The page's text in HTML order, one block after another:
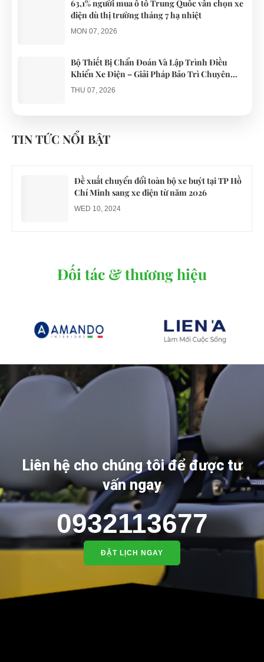
63,1% người mua ô tô Trung Quốc vẫn chọn xe
điện dù thị trường tháng 7 hạ nhiệt
MON 07, 2026
Bộ Thiết Bị Chẩn Đoán Và Lập Trình Điều
Khiển Xe Điện – Giải Pháp Bảo Trì Chuyên
Nghiệp
THU 07, 2026
gổ khi đón du khách ở Quy Nhơn
TIN TỨC NỔI BẬT
Đề xuất chuyển đổi toàn bộ xe buýt tại TP Hồ
Chí Minh sang xe điện từ năm 2026
WED 10, 2024
Đối tác & thương hiệu
Liên hệ cho chúng tôi để được tư
vấn ngay
0932113677
ĐẶT LỊCH NGAY